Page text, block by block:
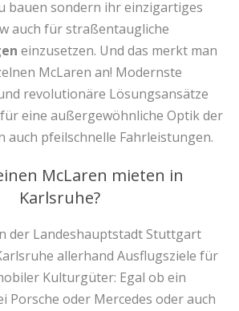
bauen sondern ihr einzigartiges
auch für straßentaugliche
einzusetzen. Und das merkt man
McLaren an! Modernste
revolutionäre Lösungsansätze
eine außergewöhnliche Optik der
auch pfeilschnelle Fahrleistungen.
McLaren mieten in
Karlsruhe?
der Landeshauptstadt Stuttgart
allerhand Ausflugsziele für
Kulturgüter: Egal ob ein
Porsche oder Mercedes oder auch